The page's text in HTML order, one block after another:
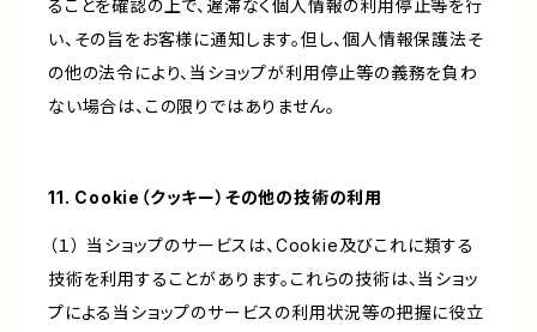
ることを確認の上で、遅滞なく個人情報の利用停止等を行
い、その旨をお客様に通知します。但し、個人情報保護法そ
の他の法令により、当ショップが利用停止等の義務を負わ
ない場合は、この限りではありません。
11. Cookie（クッキー）その他の技術の利用
（１） 当ショップのサービスは、Cookie及びこれに類する
技術を利用することがあります。これらの技術は、当ショッ
プによる当ショップのサービスの利用状況等の把握に役立